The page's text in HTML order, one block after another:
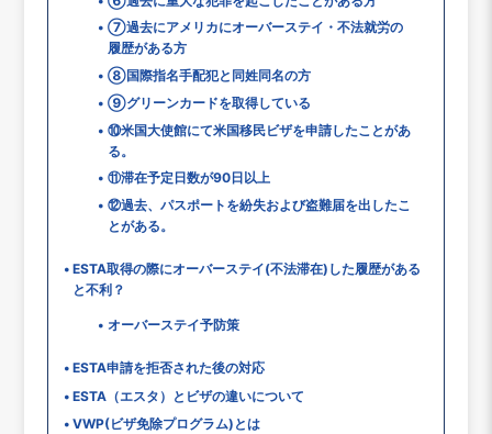
⑦過去にアメリカにオーバーステイ・不法就労の
履歴がある方
⑧国際指名手配犯と同姓同名の方
⑨グリーンカードを取得している
⑩米国大使館にて米国移民ビザを申請したことがあ
る。
⑪滞在予定日数が90日以上
⑫過去、パスポートを紛失および盗難届を出したこ
とがある。
ESTA取得の際にオーバーステイ(不法滞在)した履歴がある
と不利？
オーバーステイ予防策
ESTA申請を拒否された後の対応
ESTA（エスタ）とビザの違いについて
VWP(ビザ免除プログラム)とは